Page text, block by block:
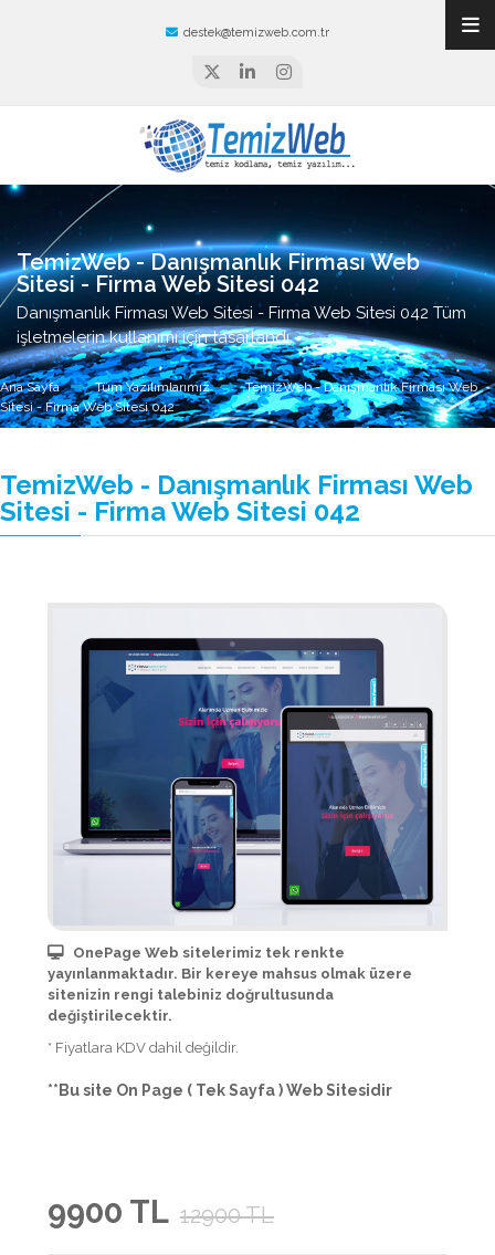
destek@temizweb.com.tr
TemizWeb - Danışmanlık Firması Web
Sitesi - Firma Web Sitesi 042
Danışmanlık Firması Web Sitesi - Firma Web Sitesi 042 Tüm
işletmelerin kullanımı için tasarlandı.
Ana Sayfa Tüm Yazılımlarımız
TemizWeb - Danışmanlık Firması Web
Sitesi - Firma Web Sitesi 042
TemizWeb - Danışmanlık Firması Web
Sitesi - Firma Web Sitesi 042
OnePage Web sitelerimiz tek renkte
yayınlanmaktadır. Bir kereye mahsus olmak üzere
sitenizin rengi talebiniz doğrultusunda
değiştirilecektir.
* Fiyatlara KDV dahil değildir.
**Bu site On Page ( Tek Sayfa ) Web Sitesidir
9900 TL 12900 TL